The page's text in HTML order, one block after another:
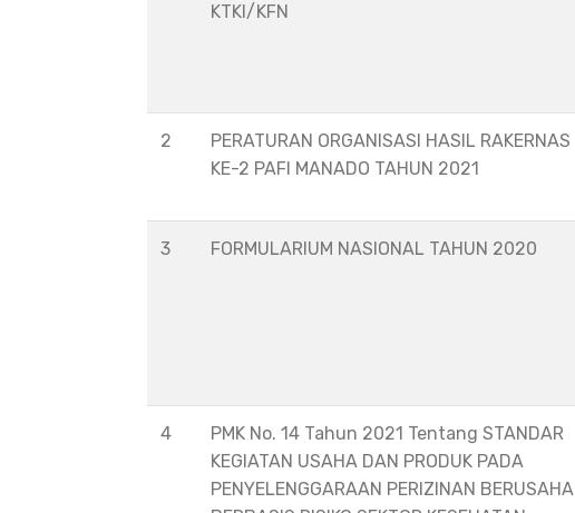
KTKI/KFN
2
PERATURAN ORGANISASI HASIL RAKERNAS
KE-2 PAFI MANADO TAHUN 2021
3 FORMULARIUM NASIONAL TAHUN 2020
4
PMK No. 14 Tahun 2021 Tentang STANDAR
KEGIATAN USAHA DAN PRODUK PADA
PENYELENGGARAAN PERIZINAN BERUSAHA